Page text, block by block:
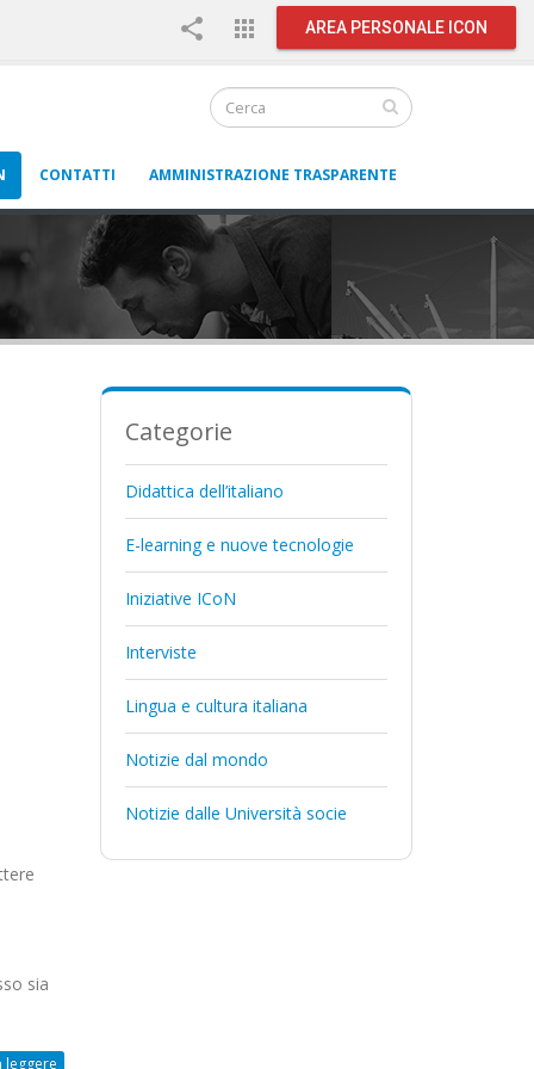
share apps AREA PERSONALE ICON
CONTATTI AMMINISTRAZIONE TRASPARENTE
sia
leggere
Categorie
Didattica dell’italiano
E-learning e nuove tecnologie
Iniziative ICoN
Interviste
Lingua e cultura italiana
Notizie dal mondo
Notizie dalle Università socie